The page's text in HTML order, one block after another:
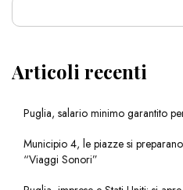
Articoli recenti
Puglia, salario minimo garantito
Municipio 4, le piazze si
“Viaggi Sonori”